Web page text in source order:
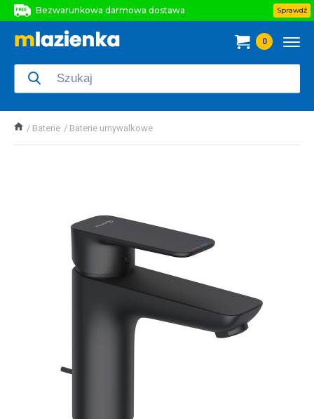
Bezwarunkowa darmowa dostawa
Bezwarunkowa darmowa dostawa
Sprawdź
0
Baterie Baterie umywalkowe